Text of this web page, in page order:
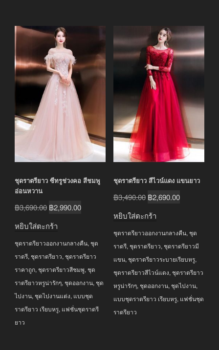
ชุดราตรียาว ซีทรูช่วงคอ สีชมพู
อ่อนหวาน
฿3,690.00 Original
฿3,690.00.
฿2,990.00Current
฿2,990.00.
หยิบใส่ตะกร้า
ชุดราตรียาวออกงานกลางคืน,ชุด
ราตรี,ชุดราตรียาว,ชุดราตรียาว
ราคาถูก,ชุดราตรียาวสีชมพู,ชุด
ราตรียาวหรูน่ารักๆ,ชุดออกงาน,ชุด
ไปงาน,ชุดไปงานแต่ง, แบบชุด
ราตรียาว เรียบหรู, แฟชั่นชุดราตรี
ยาว
ชุดราตรียาว สีไวน์แดง แขนยาว
฿3,490.00 Original
฿3,490.00.
฿2,690.00Current
฿2,690.00.
หยิบใส่ตะกร้า
ชุดราตรียาวออกงานกลางคืน,ชุด
ราตรี,ชุดราตรียาว,ชุดราตรียาวมี
แขน,ชุดราตรียาวระบายเรียบหรู,
ชุดราตรียาวสีไวน์แดง,ชุดราตรียาว
หรูน่ารักๆ,ชุดออกงาน,ชุดไปงาน,
แบบชุดราตรียาว เรียบหรู, แฟชั่นชุด
ราตรียาว